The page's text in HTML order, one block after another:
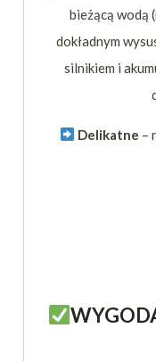
bieżącą wodą
dokładnym
silnikiem i
Delikatne –